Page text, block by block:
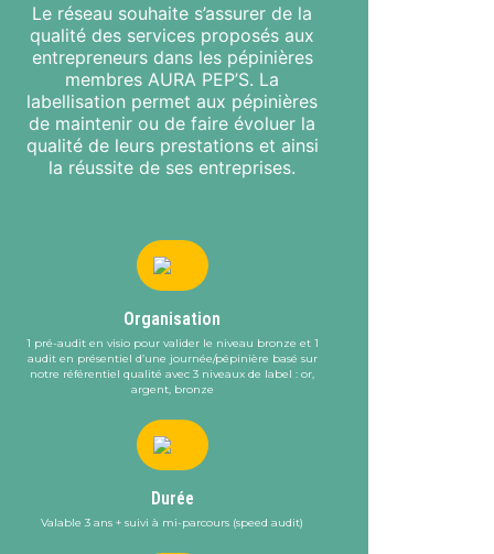
Le réseau souhaite s’assurer de la
qualité des services proposés aux
entrepreneurs dans les pépinières
membres AURA PEP’S. La
labellisation permet aux pépinières
de maintenir ou de faire évoluer la
qualité de leurs prestations et ainsi
la réussite de ses entreprises.
Organisation
1 pré-audit en visio pour valider le niveau bronze et 1
audit en présentiel d’une journée/pépinière basé sur
notre référentiel qualité avec 3 niveaux de label : or,
argent, bronze
Durée
Valable 3 ans + suivi à mi-parcours (speed audit)